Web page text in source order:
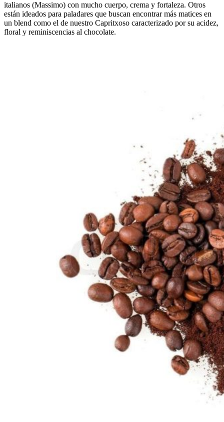
italianos (Massimo) con mucho cuerpo, crema y fortaleza. Otros
están ideados para paladares que buscan encontrar más matices en
un blend como el de nuestro Capritxoso caracterizado por su acidez,
floral y reminiscencias al chocolate.